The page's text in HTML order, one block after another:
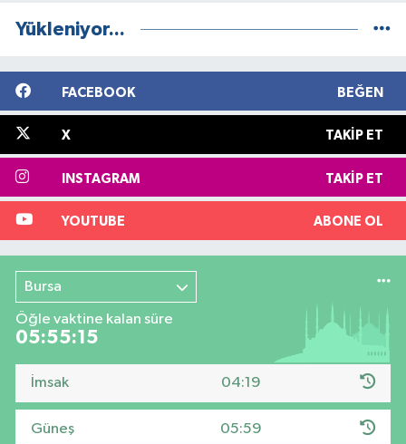
Yükleniyor...
FACEBOOK BEĞEN
X TAKIP ET
INSTAGRAM TAKIP ET
YOUTUBE ABONE OL
Bursa
Öğle vaktine kalan süre
05:55:14
İmsak 04:19
Güneş 05:59